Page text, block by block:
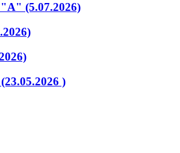
(5.07.2026)
)